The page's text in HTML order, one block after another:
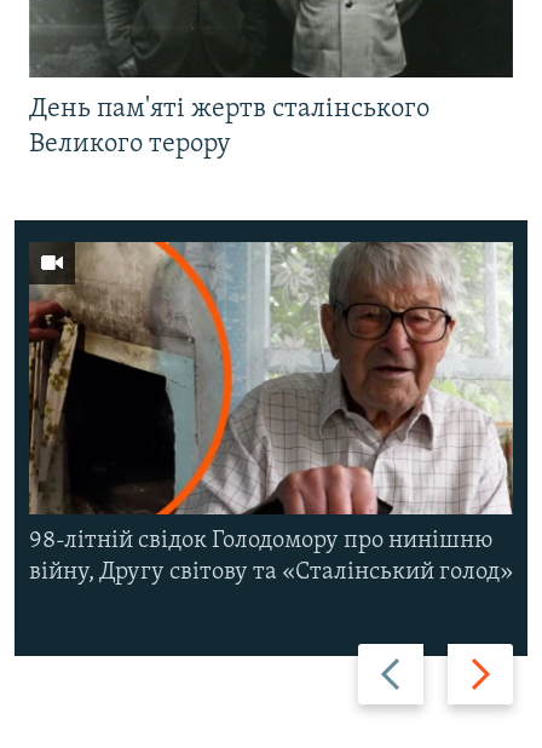
День пам'яті жертв сталінського
Великого терору
Назад Вперед
98-літній свідок Голодомору про нинішню
війну, Другу світову та «Сталінський голод»